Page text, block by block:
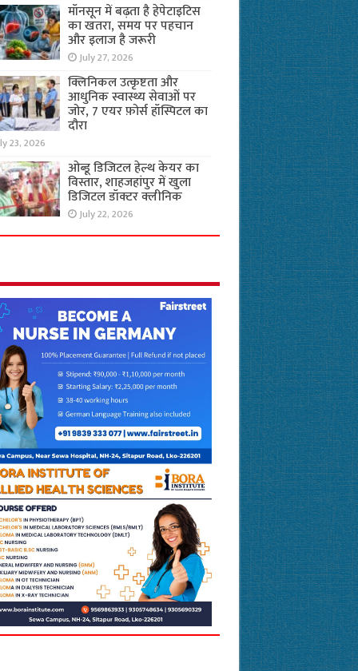
मॉनसून में बढ़ता है हेपेटाइटिस
का खतरा, समय पर पहचान
और इलाज है जरूरी
July 27, 2026
क्लिनिकल उत्कृष्टता और
आधुनिक स्वास्थ्य सेवाओं पर
जोर, 7 एयर फ़ोर्स हॉस्पिटल का
दौरा
23, 2026
ओब्डू डिजिटल हेल्थ केयर का
विस्तार, शाहजहांपुर में खुला
डिजिटल डॉक्टर क्लीनिक
July 22, 2026